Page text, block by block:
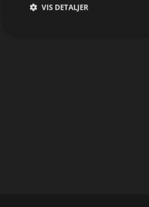
VIS DETALJER